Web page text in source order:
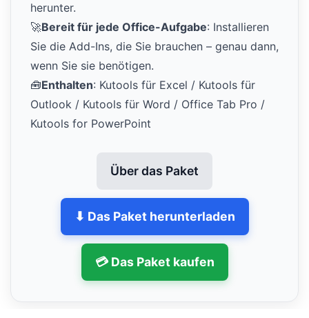
herunter.
🚀Bereit für jede Office-Aufgabe: Installieren
Sie die Add-Ins, die Sie brauchen – genau dann,
wenn Sie sie benötigen.
🧰Enthalten: Kutools für Excel / Kutools für
Outlook / Kutools für Word / Office Tab Pro /
Kutools for PowerPoint
Über das Paket
⬇ Das Paket herunterladen
💳 Das Paket kaufen